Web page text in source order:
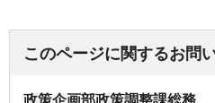
このページに関するお問
政策企画部政策調整課総務